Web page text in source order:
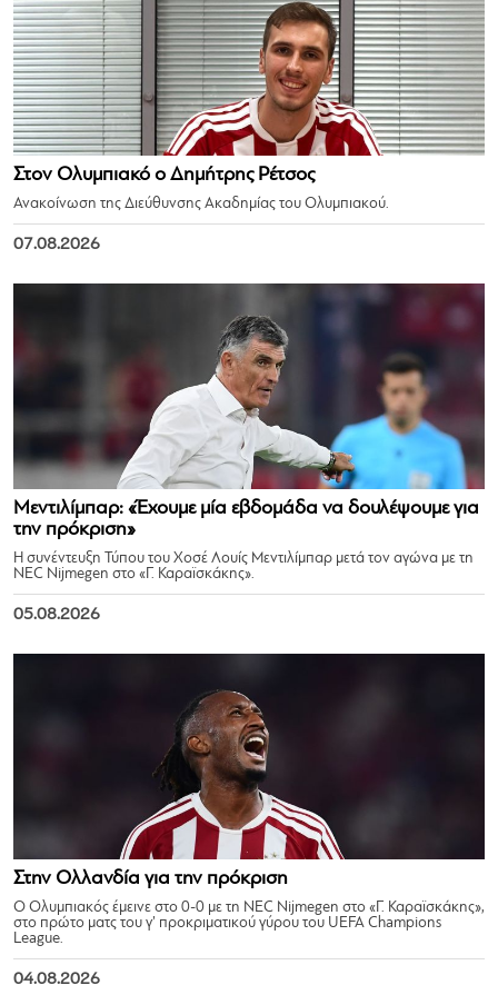
Στον Ολυμπιακό ο Δημήτρης Ρέτσος
Ανακοίνωση της Διεύθυνσης Ακαδημίας του Ολυμπιακού.
07.08.2026
Μεντιλίμπαρ: «Έχουμε μία εβδομάδα να δουλέψουμε για
την πρόκριση»
Η συνέντευξη Τύπου του Χοσέ Λουίς Μεντιλίμπαρ μετά τον αγώνα με τη
NEC Nijmegen στο «Γ. Καραϊσκάκης».
05.08.2026
Στην Ολλανδία για την πρόκριση
Ο Ολυμπιακός έμεινε στο 0-0 με τη NEC Nijmegen στο «Γ. Καραϊσκάκης»,
στο πρώτο ματς του γ’ προκριματικού γύρου του UEFA Champions
League.
04.08.2026